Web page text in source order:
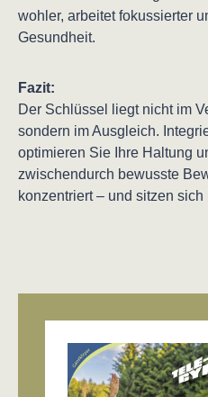
wohler, arbeitet fokussierter
Gesundheit.
Fazit:
Der Schlüssel liegt nicht im
sondern im Ausgleich.
optimieren Sie Ihre Haltung
zwischendurch bewusste
konzentriert – und sitzen sich